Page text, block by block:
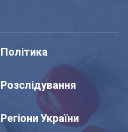
Політика
Розслідування
Регіони України